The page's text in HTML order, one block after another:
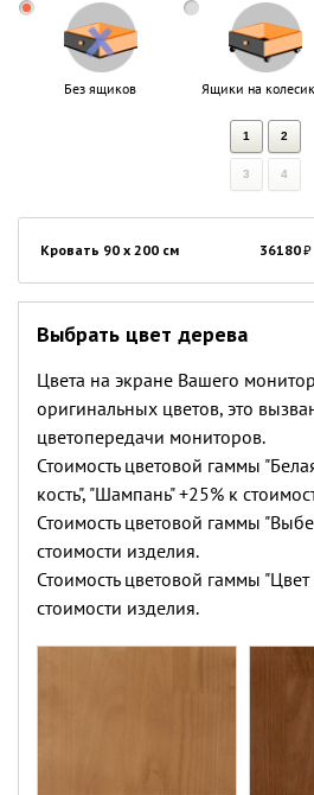
Без ящиков Ящики на
1 2
3 4
Кровать 90 x 200 см 36180₽
Выбрать цвет дерева
Цвета на экране Вашего
оригинальных цветов, это
цветопередачи мониторов.
Стоимость цветовой гаммы
кость", "Шампань" +25% к
Стоимость цветовой гаммы
стоимости изделия.
Стоимость цветовой гаммы "Цвет
стоимости изделия.